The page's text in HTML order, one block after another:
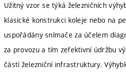
Užitný vzor se týká železničních
klasické konstrukci koleje nebo na
uspořádány snímače za účelem
za provozu a tím zefektivní údržbu
částí železniční infrastruktury.